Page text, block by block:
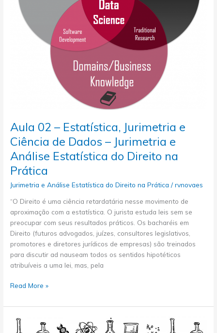
Jurimetria
Aula 02 – Estatística, Jurimetria e
Ciência de Dados – Jurimetria e
Análise Estatística do Direito na
Prática
Jurimetria e Análise Estatística do Direito na Prática /rvnovaes
“O Direito é uma ciência retardatária nesse movimento de
aproximação com a estatística. O jurista estuda leis sem se
preocupar com seus resultados práticos. Os bacharéis em
Direito (futuros advogados, juízes, consultores legislativos,
promotores e diretores jurídicos de empresas) são treinados
para discutir ad nauseam todos os sentidos hipotéticos
atribuíveis a uma lei, mas, pela
Aula
–
Estatística,
Jurimetria
Read More »